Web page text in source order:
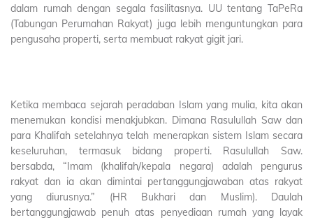
dalam rumah dengan segala fasilitasnya. UU tentang TaPeRa
(Tabungan Perumahan Rakyat) juga lebih menguntungkan para
pengusaha properti, serta membuat rakyat gigit jari.
Ketika membaca sejarah peradaban Islam yang mulia, kita akan
menemukan kondisi menakjubkan. Dimana Rasulullah Saw dan
para Khalifah setelahnya telah menerapkan sistem Islam secara
keseluruhan, termasuk bidang properti. Rasulullah Saw.
bersabda, “Imam (khalifah/kepala negara) adalah pengurus
rakyat dan ia akan dimintai pertanggungjawaban atas rakyat
yang diurusnya.” (HR Bukhari dan Muslim). Daulah
bertanggungjawab penuh atas penyediaan rumah yang layak